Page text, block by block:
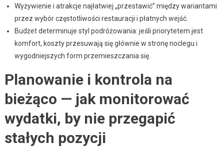
Wyżywienie i atrakcje najłatwiej „przestawić” między wariantami
przez wybór częstotliwości restauracji i płatnych wejść.
Budżet determinuje styl podróżowania: jeśli priorytetem jest
komfort, koszty przesuwają się głównie w stronę noclegu i
wygodniejszych form przemieszczania się.
Planowanie i kontrola na
bieżąco — jak monitorować
wydatki, by nie przegapić
stałych pozycji